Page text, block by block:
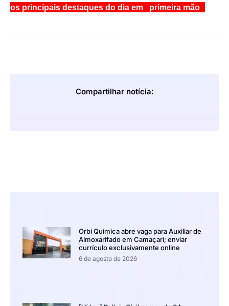
os principais destaques do dia em primeira mão
Compartilhar notícia:
Orbi Química abre vaga para Auxiliar de
Almoxarifado em Camaçari; enviar
currículo exclusivamente online
6 de agosto de 2026